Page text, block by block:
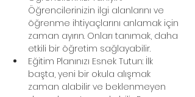
Öğrencilerinizin ilgi alanlarını ve
öğrenme ihtiyaçlarını anlamak için
zaman ayırın. Onları tanımak, daha
etkili bir öğretim sağlayabilir.
Eğitim Planınızı Esnek Tutun: İlk
başta, yeni bir okula alışmak
zaman alabilir ve beklenmeyen